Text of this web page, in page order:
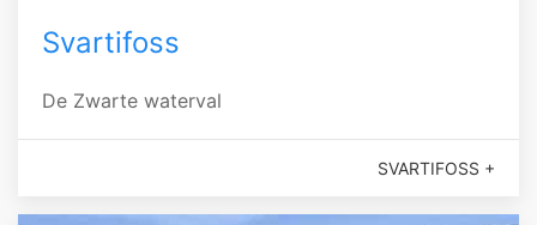
Svartifoss
De Zwarte waterval
SVARTIFOSS +